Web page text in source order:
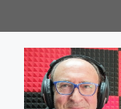
al
contenuto